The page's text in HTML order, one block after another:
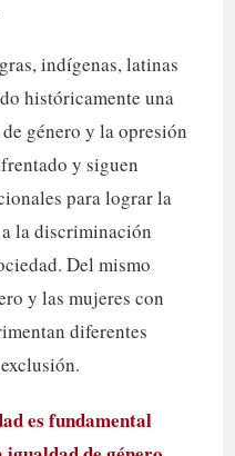
indígenas, latinas
históricamente una
género y la opresión
y siguen
para lograr la
la discriminación
Del mismo
y las mujeres con
diferentes
es fundamental